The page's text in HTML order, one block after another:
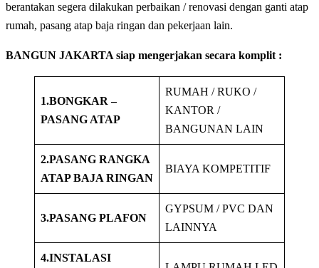
berantakan segera dilakukan perbaikan / renovasi dengan ganti atap
rumah, pasang atap baja ringan dan pekerjaan lain.
BANGUN JAKARTA siap mengerjakan secara komplit :
1.BONGKAR –
PASANG ATAP
RUMAH / RUKO /
KANTOR /
BANGUNAN LAIN
2.PASANG RANGKA
ATAP BAJA RINGAN
BIAYA KOMPETITIF
3.PASANG PLAFON
GYPSUM / PVC DAN
LAINNYA
4.INSTALASI